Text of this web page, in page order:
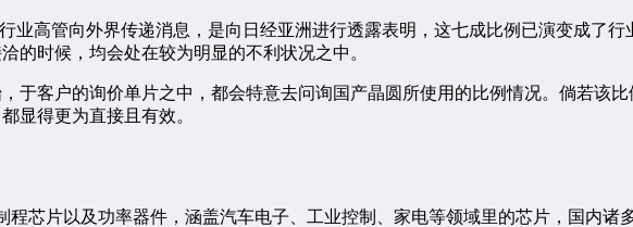
业高管向外界传递消息，是向日经亚洲进行透露表明，这七成比例已演变成了
的时候，均会处在较为明显的不利状况之中。
于客户的询价单片之中，都会特意去问询国产晶圆所使用的比例情况。倘若该
显得更为直接且有效。
芯片以及功率器件，涵盖汽车电子、工业控制、家电等领域里的芯片，国内诸